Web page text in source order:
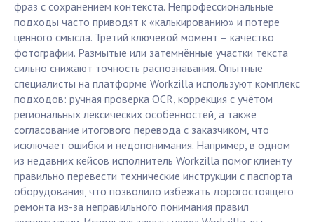
фраз с сохранением контекста. Непрофессиональные
подходы часто приводят к «калькированию» и потере
ценного смысла. Третий ключевой момент – качество
фотографии. Размытые или затемнённые участки текста
сильно снижают точность распознавания. Опытные
специалисты на платформе Workzilla используют комплекс
подходов: ручная проверка OCR, коррекция с учётом
региональных лексических особенностей, а также
согласование итогового перевода с заказчиком, что
исключает ошибки и недопонимания. Например, в одном
из недавних кейсов исполнитель Workzilla помог клиенту
правильно перевести технические инструкции с паспорта
оборудования, что позволило избежать дорогостоящего
ремонта из-за неправильного понимания правил